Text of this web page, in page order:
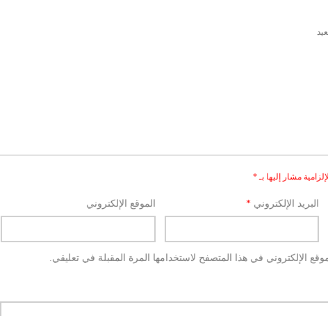
مشار إليها بـ*
البريد الإلكتروني * الموقع الإلكتروني
الإلكتروني في هذا المتصفح لاستخدامها المرة المقبلة في تعليقي.